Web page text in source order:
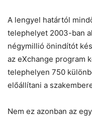
A lengyel határtól
telephelyet 2003-ban
négymillió önindítót
az eXchange program
telephelyen 750
előállítani a
Nem ez azonban az